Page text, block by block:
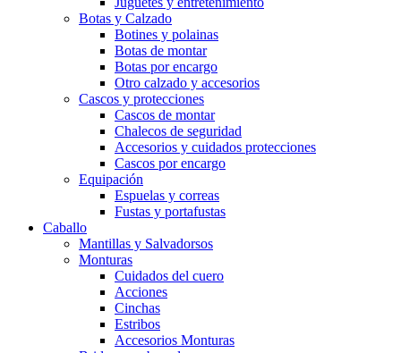
Botas y Calzado
Botines y polainas
Botas de montar
Botas por encargo
Otro calzado y accesorios
Cascos y protecciones
Cascos de montar
Chalecos de seguridad
Accesorios y cuidados protecciones
Cascos por encargo
Equipación
Espuelas y correas
Fustas y portafustas
Caballo
Mantillas y Salvadorsos
Monturas
Cuidados del cuero
Acciones
Cinchas
Estribos
Accesorios Monturas